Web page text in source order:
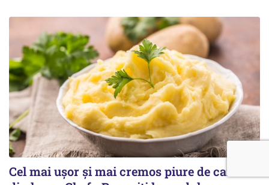
Cel mai ușor și mai cremos piure de cartofi